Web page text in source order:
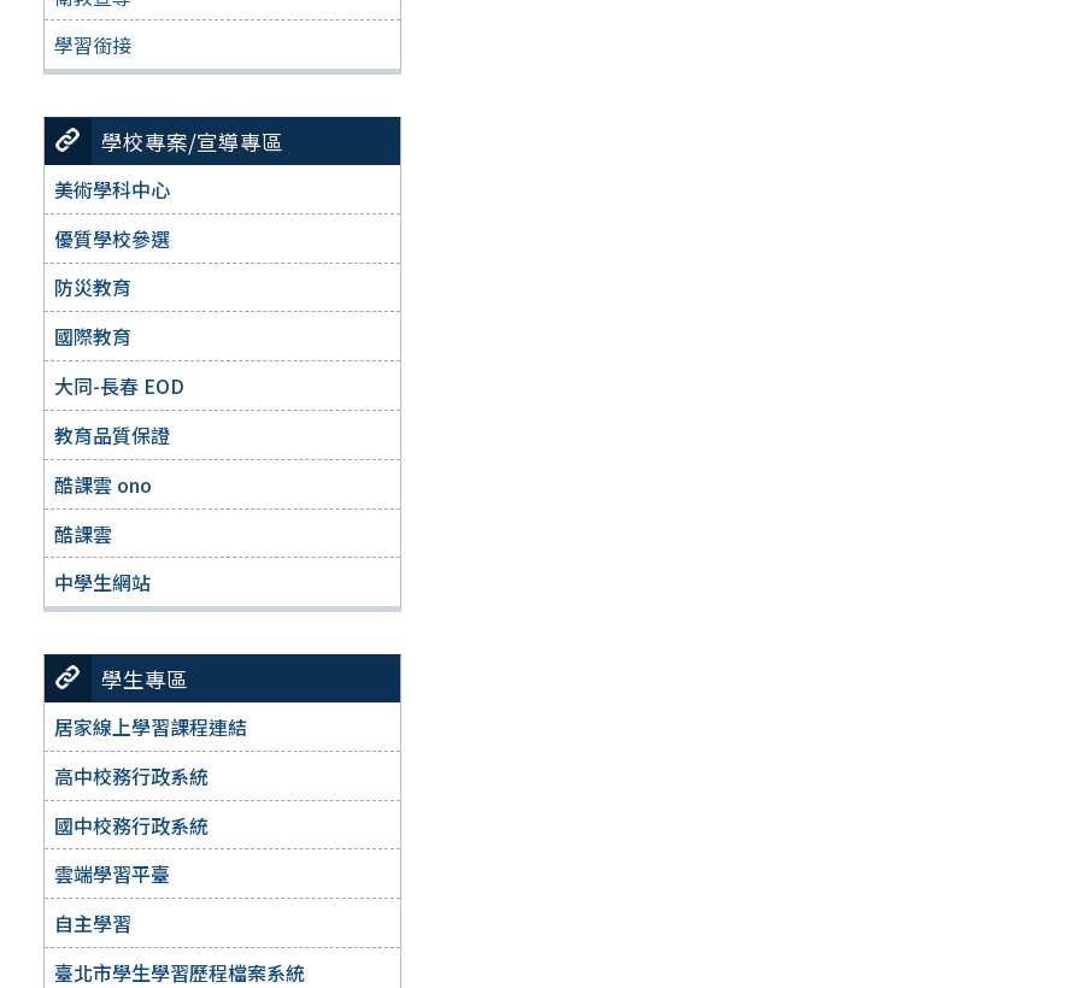
學習銜接
學校專案/宣導專區
美術學科中心
優質學校參選
防災教育
國際教育
大同-長春 EOD
教育品質保證
酷課雲 ono
酷課雲
中學生網站
學生專區
居家線上學習課程連結
高中校務行政系統
國中校務行政系統
雲端學習平臺
自主學習
臺北市學生學習歷程檔案系統